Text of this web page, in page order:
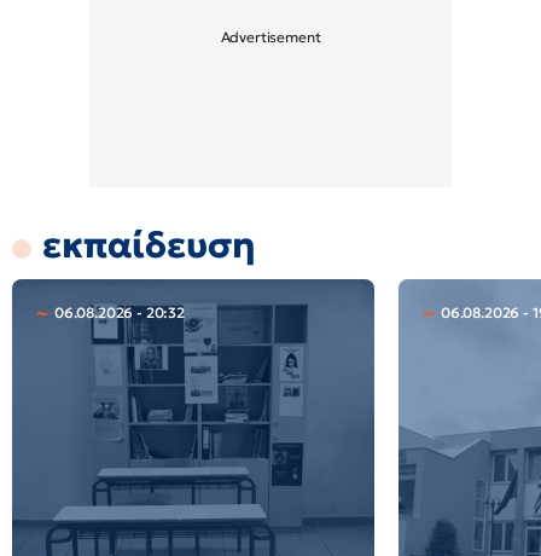
εκπαίδευση
06.08.2026 - 20:32 06.08.2026 -